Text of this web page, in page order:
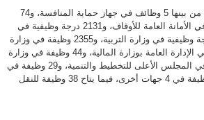
وتظهر البيانات وجود أكثر من 15 ألف وظيفة للتعيين أو النقل، من بينها 5 وظائف في جهاز حماية المنافسة، و74
درجة وظيفية في جهاز المراقبين الماليين، و60 درجة وظيفية في الأمانة العامة للأوقاف، و2131 درجة وظيفية في
وزارة الصحة، و28 درجة وظيفية في التعليم العالي، و8024 درجة وظيفية في وزارة التربية، و2355 وظيفة في وزارة
العدل، و252 وظيفة في وزارة التجارة والصناعة، و82 وظيفة في الإدارة العامة بوزارة المالية، و44 وظيفة في وزارة
الخارجية، و139 وظيفة في ديوان الخدمة المدنية، و8 وظائف في المجلس الأعلى للتخطيط والتنمية، و29 وظيفة في
الفتوى والتشريع، و144 وظيفة في ديوان المحاسبة، و1714 وظيفة في 4 جهات أخرى، فيما يتاح 38 وظيفة للنقل